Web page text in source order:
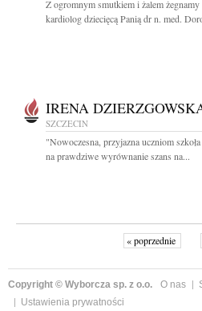
Z ogromnym smutkiem i żalem żegnamy
kardiolog dziecięcą Panią dr n. med.
IRENA
SZCZECIN
"Nowoczesna, przyjazna uczniom
na prawdziwe wyrównanie szans na...
« poprzednie
Copyright © Wyborcza sp. z o.o. O nas
Ustawienia prywatności